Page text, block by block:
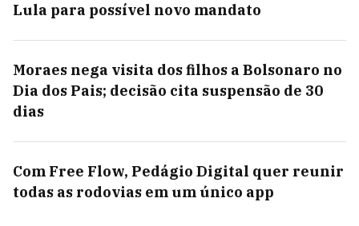
Lula para possível novo mandato
Moraes nega visita dos filhos a Bolsonaro no
Dia dos Pais; decisão cita suspensão de 30
dias
Com Free Flow, Pedágio Digital quer reunir
todas as rodovias em um único app